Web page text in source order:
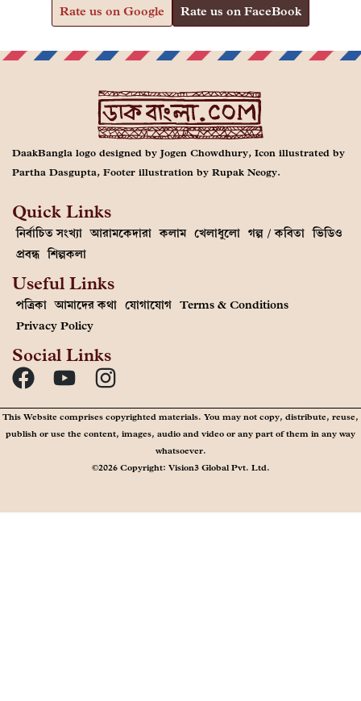
Rate us on Google Rate us on FaceBook
DaakBangla logo designed by Jogen Chowdhury, Icon illustrated by
Partha Dasgupta, Footer illustration by Rupak Neogy.
Quick Links
নির্বাচিত সংখ্যা আরামকেদারা কলাম খেলাধুলো গল্প / কবিতা ভিডিও
প্রবন্ধ শিল্পকলা
Useful Links
পত্রিকা আমাদের কথা যোগাযোগ Terms & Conditions
Privacy Policy
Social Links
This Website comprises copyrighted materials. You may not copy, distribute, reuse,
publish or use the content, images, audio and video or any part of them in any way
whatsoever.
©2026 Copyright: Vision3 Global Pvt. Ltd.